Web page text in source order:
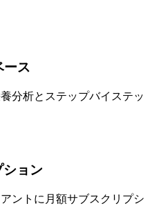
ース
分析とステップバイステッ
ョン
ントに月額サブスクリプシ